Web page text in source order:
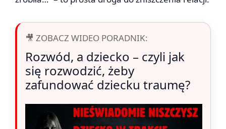
🎥 ZOBACZ WIDEO PORADNIK:
Rozwód, a dziecko – czyli jak
się rozwodzić, żeby
zafundować dziecku traumę?